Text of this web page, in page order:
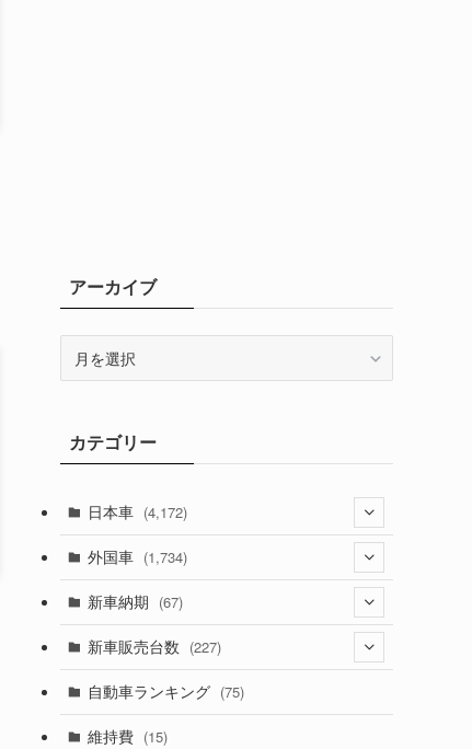
アーカイブ
ブカテゴリー
日本車 (4,172)
(1,321)
(329)
(525)
(357)
外国車 (1,734)
(188)
(242)
新車納期 (67)
(28)
(8)
新車販売台数 (227)
(21)
自動車ランキング (75)
維持費 (15)